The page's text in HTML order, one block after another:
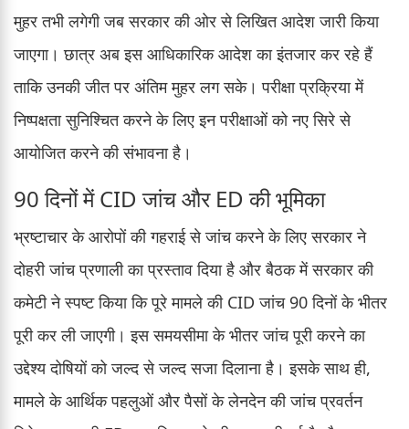
मुहर तभी लगेगी जब सरकार की ओर से लिखित आदेश जारी किया
जाएगा। छात्र अब इस आधिकारिक आदेश का इंतजार कर रहे हैं
ताकि उनकी जीत पर अंतिम मुहर लग सके। परीक्षा प्रक्रिया में
निष्पक्षता सुनिश्चित करने के लिए इन परीक्षाओं को नए सिरे से
आयोजित करने की संभावना है।
90 दिनों में CID जांच और ED की भूमिका
भ्रष्टाचार के आरोपों की गहराई से जांच करने के लिए सरकार ने
दोहरी जांच प्रणाली का प्रस्ताव दिया है और बैठक में सरकार की
कमेटी ने स्पष्ट किया कि पूरे मामले की CID जांच 90 दिनों के भीतर
पूरी कर ली जाएगी। इस समयसीमा के भीतर जांच पूरी करने का
उद्देश्य दोषियों को जल्द से जल्द सजा दिलाना है। इसके साथ ही,
मामले के आर्थिक पहलुओं और पैसों के लेनदेन की जांच प्रवर्तन